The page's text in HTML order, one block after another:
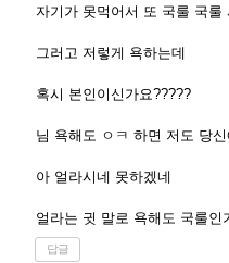
자기가 못먹어서 또 국룰 국룰
그러고 저렇게 욕하는데
혹시 본인이신가요?????
님 욕해도 ㅇㅋ 하면 저도 당
아 얼라시네 못하겠네
얼라는 귓 말로 욕해도 국룰인
답글